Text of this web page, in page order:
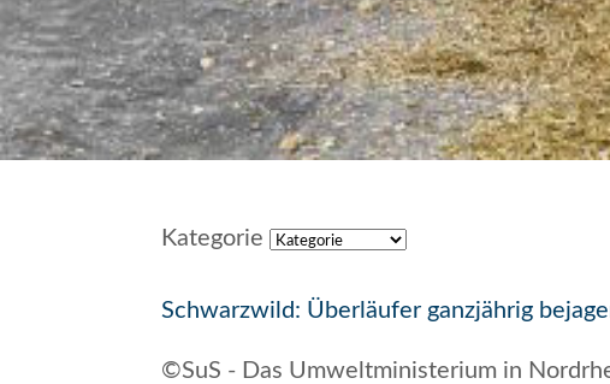
Kategorie
Schwarzwild: Überläufer ganzjährig
©SuS - Das Umweltministerium in